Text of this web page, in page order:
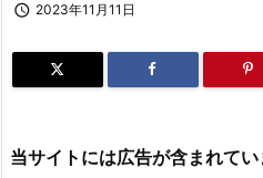
 2023年11月11日
当サイトには広告が含まれてい